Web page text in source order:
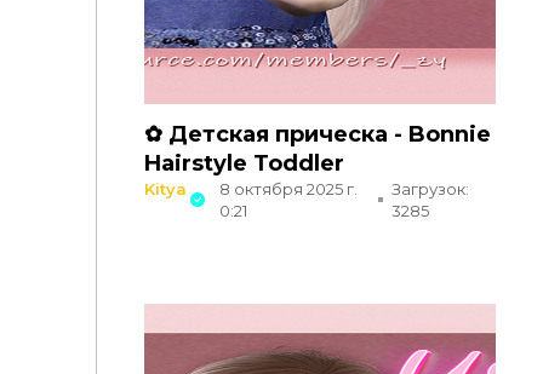
✿ Детская прическа - Bonnie
Hairstyle Toddler
Kitya
8 октября 2025 г.
0:21
Загрузок:
3285